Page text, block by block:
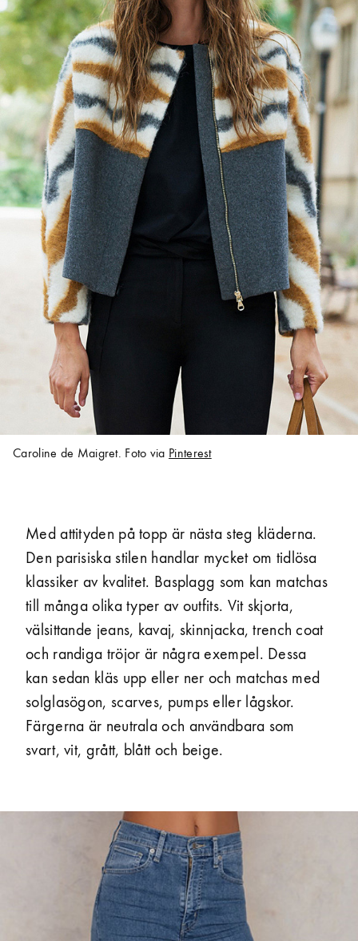
Caroline de Maigret. Foto via Pinterest
Med attityden på topp är nästa steg kläderna.
Den parisiska stilen handlar mycket om tidlösa
klassiker av kvalitet. Basplagg som kan matchas
till många olika typer av outfits. Vit skjorta,
välsittande jeans, kavaj, skinnjacka, trench coat
och randiga tröjor är några exempel. Dessa
kan sedan kläs upp eller ner och matchas med
solglasögon, scarves, pumps eller lågskor.
Färgerna är neutrala och användbara som
svart, vit, grått, blått och beige.